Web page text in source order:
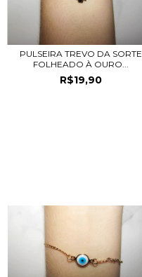
PULSEIRA TREVO DA SORTE
FOLHEADO À OURO...
R$19,90